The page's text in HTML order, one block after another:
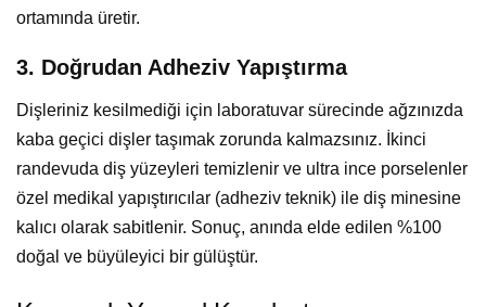
ortamında üretir.
3. Doğrudan Adheziv Yapıştırma
Dişleriniz kesilmediği için laboratuvar sürecinde ağzınızda
kaba geçici dişler taşımak zorunda kalmazsınız. İkinci
randevuda diş yüzeyleri temizlenir ve ultra ince porselenler
özel medikal yapıştırıcılar (adheziv teknik) ile diş minesine
kalıcı olarak sabitlenir. Sonuç, anında elde edilen %100
doğal ve büyüleyici bir gülüştür.